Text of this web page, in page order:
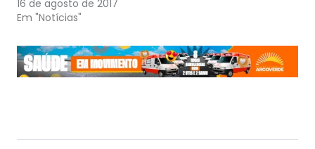
16 de agosto de 2017
Em "Notícias"